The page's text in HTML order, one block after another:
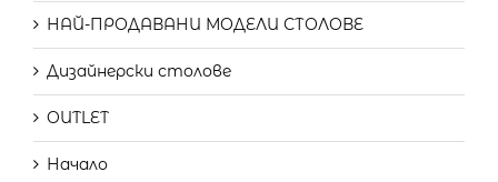
НАЙ-ПРОДАВАНИ МОДЕЛИ СТОЛОВЕ
Дизайнерски столове
OUTLET
Начало